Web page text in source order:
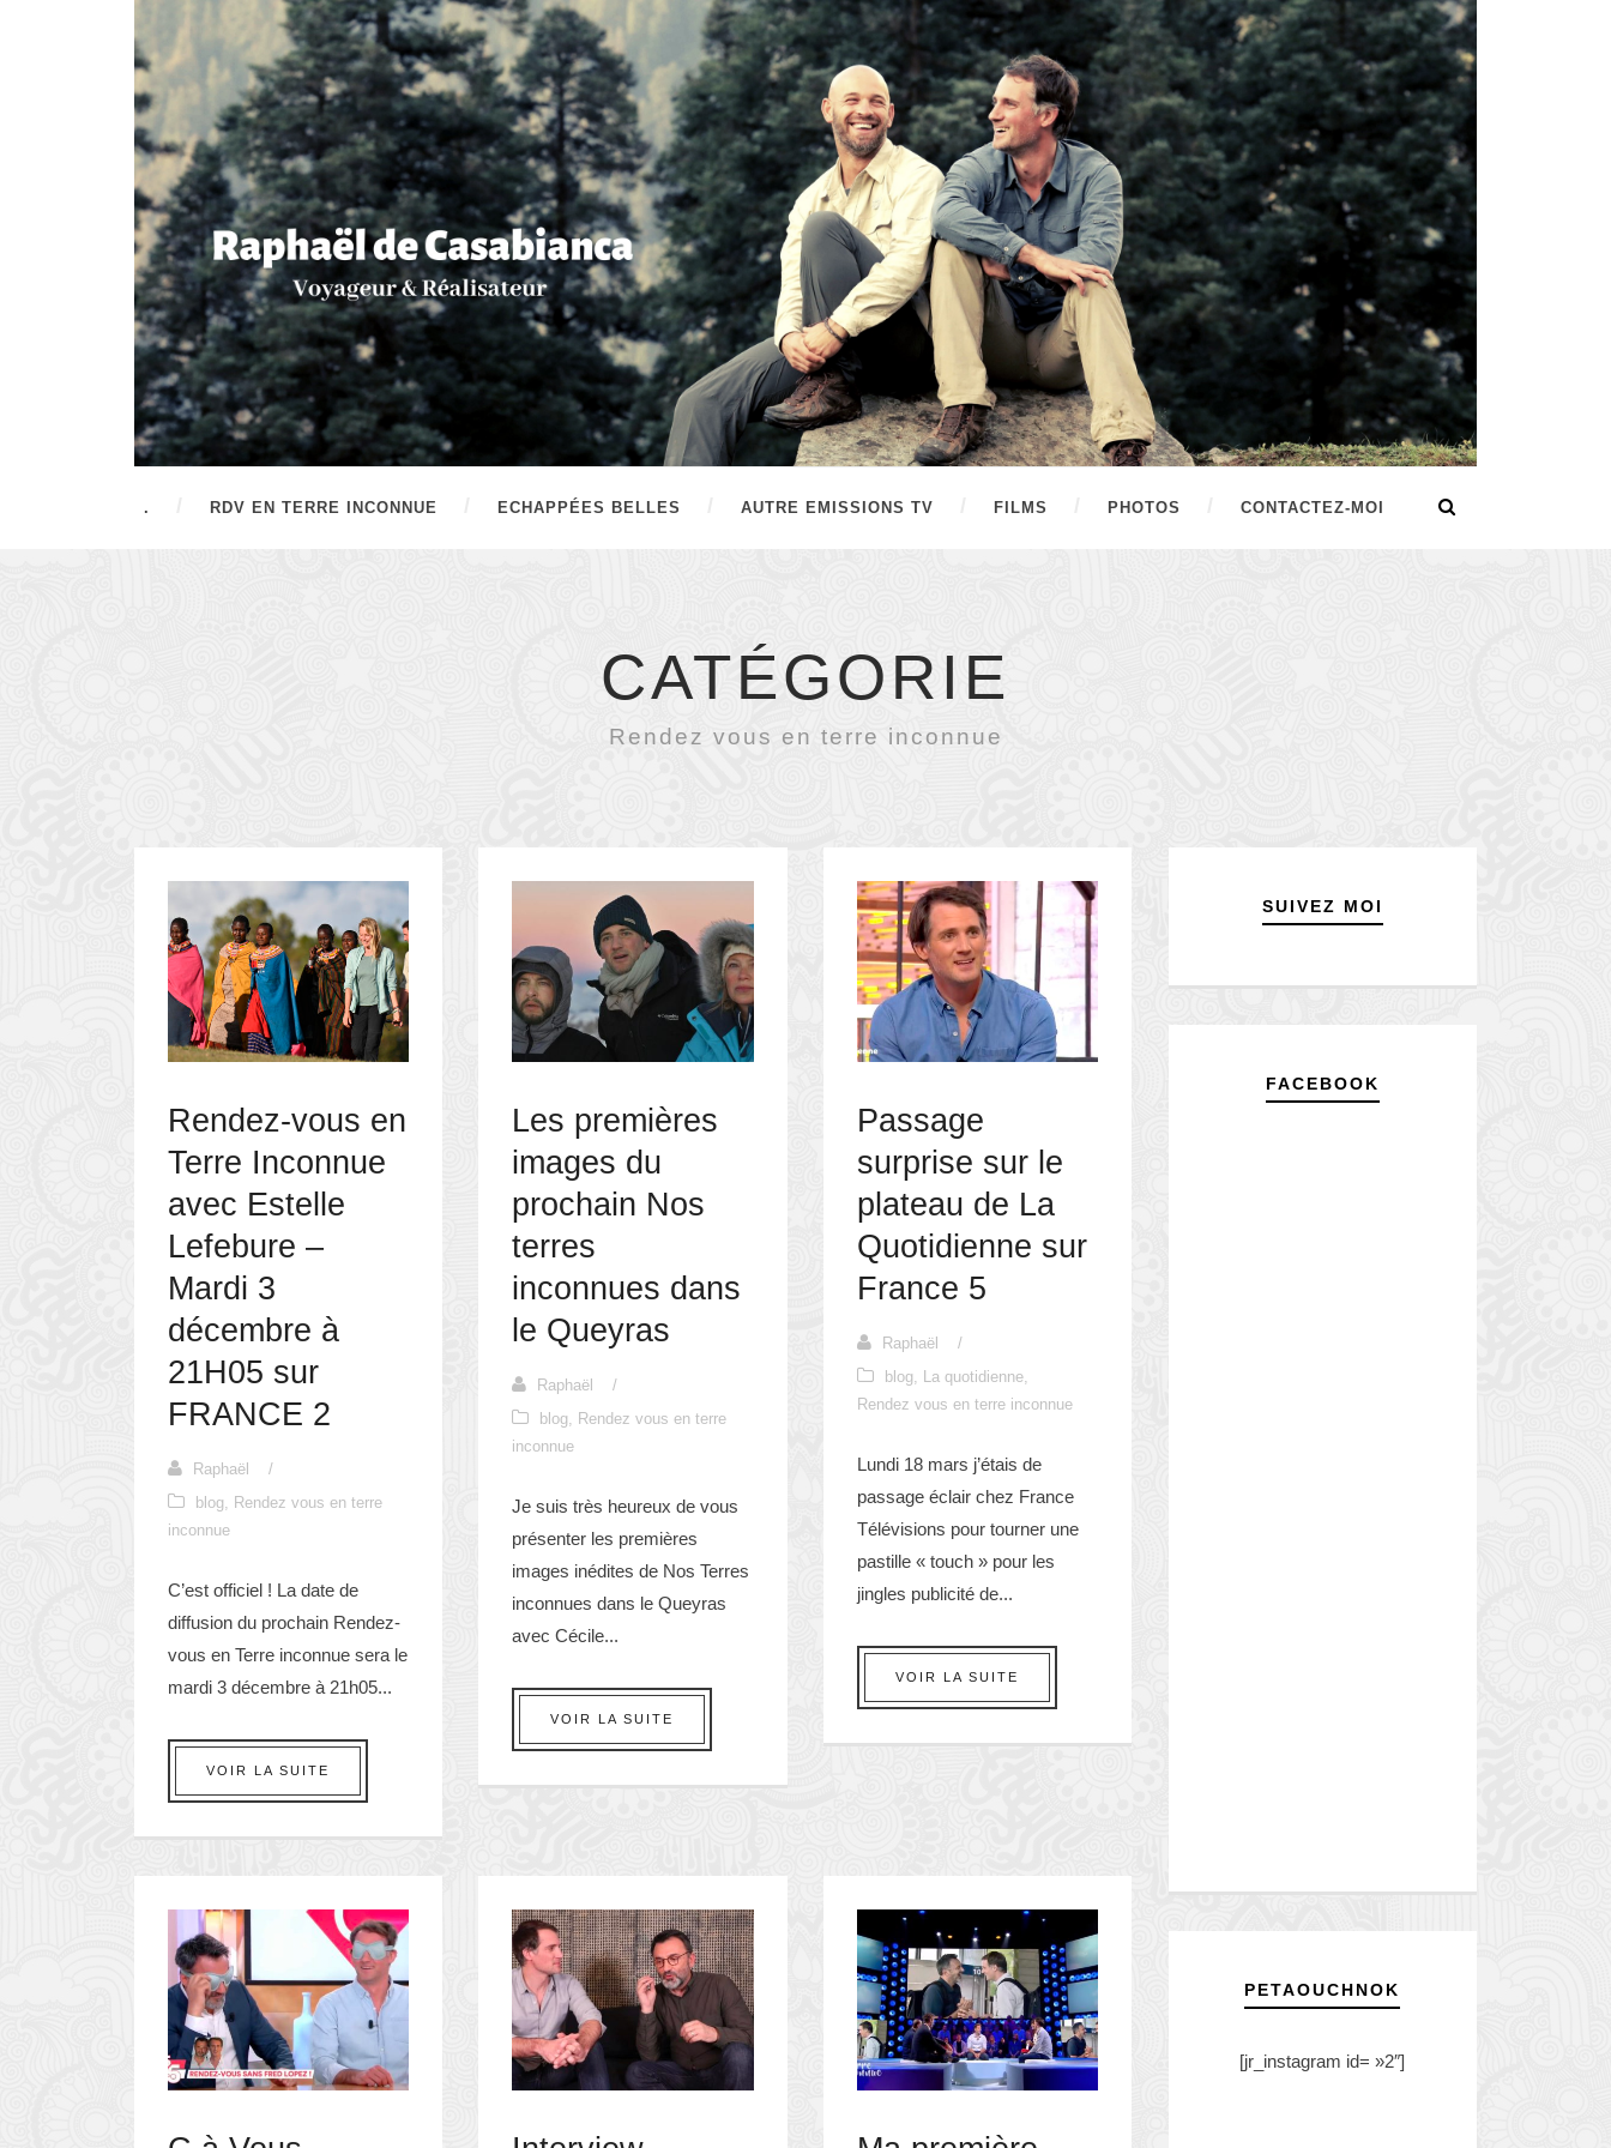
. RDV EN TERRE INCONNUE ECHAPPÉES BELLES AUTRE EMISSIONS TV FILMS PHOTOS CONTACTEZ-MOI
CATÉGORIE
Rendez vous en terre inconnue
Rendez-vous en
Terre Inconnue
avec Estelle
Lefebure –
Mardi 3
décembre à
21H05 sur
FRANCE 2
Raphaël
/
blog
Rendez vous en terre
inconnue
C’est officiel ! La date de
diffusion du prochain Rendez-
vous en Terre inconnue sera le
mardi 3 décembre à 21h05...
VOIR LA SUITE
Les premières
images du
prochain Nos
terres
inconnues dans
le Queyras
Raphaël
/
blog
Rendez vous en terre
inconnue
Je suis très heureux de vous
présenter les premières
images inédites de Nos Terres
inconnues dans le Queyras
avec Cécile...
VOIR LA SUITE
Passage
surprise sur le
plateau de La
Quotidienne sur
France 5
Raphaël
/
blog
La quotidienne,
Rendez vous en terre inconnue
Lundi 18 mars j’étais de
passage éclair chez France
Télévisions pour tourner une
pastille « touch » pour les
jingles publicité de...
VOIR LA SUITE
SUIVEZ MOI
FACEBOOK
PETAOUCHNOK
[jr_instagram id= »2″]